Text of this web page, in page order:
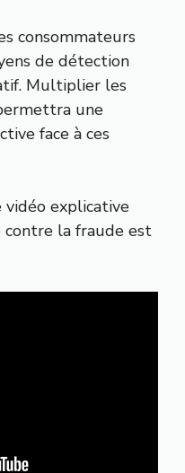
consommateurs
de détection
Multiplier les
une
face à ces
vidéo explicative
contre la fraude est